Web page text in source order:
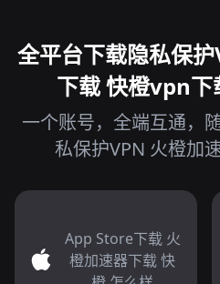
全平台下载隐私保
下载 快橙vpn下
一个账号，全端互通，
私保护VPN 火橙加
App Store下载 火
橙加速器下载 快